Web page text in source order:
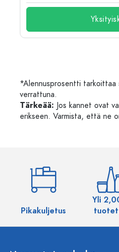
*Alennusprosentti tarkoittaa
verrattuna.
Tärkeää: Jos kannet ovat
erikseen. Varmista, että ne
Pikakuljetus
Yli